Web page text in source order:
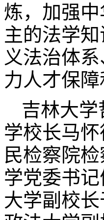
炼，加强
主的法学
义法治体
力人才保障
吉林大
学校长马
民检察院
学党委书
大学副校